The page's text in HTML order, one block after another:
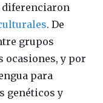
diferenciaron
. De
grupos
ocasiones, y por
para
genéticos y